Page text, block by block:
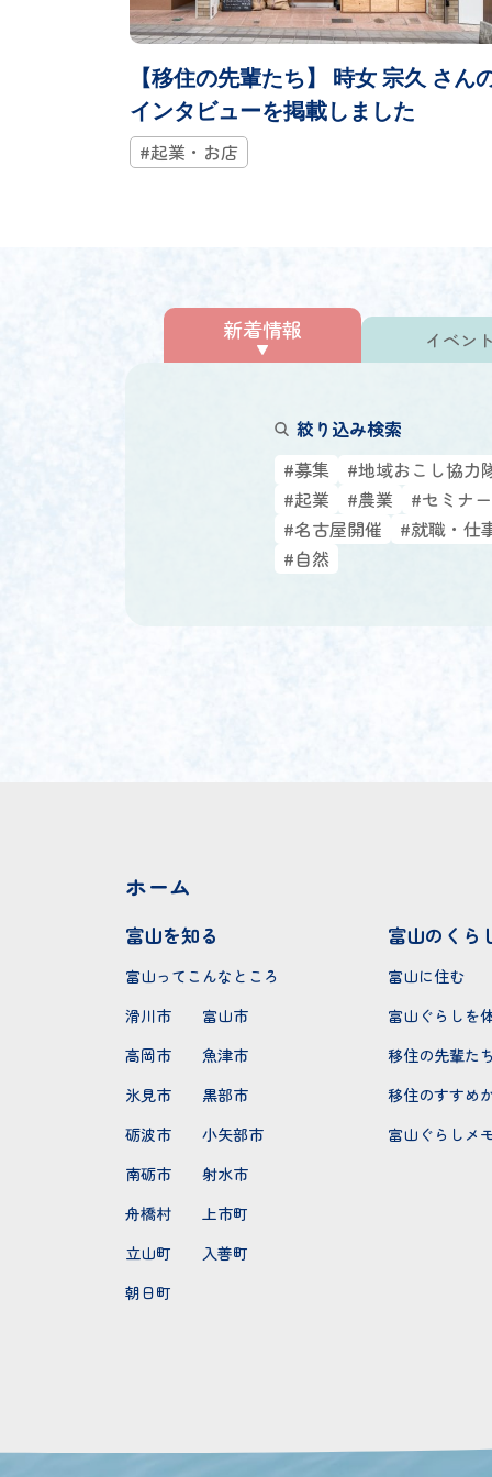
【移住の先輩たち】 時女 宗久 さん
インタビューを掲載しました
#起業・お店
新着情報 イベン
絞り込み検索
#募集
#地域おこし協力
#起業
#農業
#セミナー
#名古屋開催
#就職・仕
#自然
ホーム
富山を知る
富山ってこんなところ
滑川市
富山市
高岡市
魚津市
氷見市
黒部市
砺波市
小矢部市
南砺市
射水市
舟橋村
上市町
立山町
入善町
朝日町
富山のくら
富山に住む
富山ぐらしを
移住の先輩た
移住のすすめ
富山ぐらしメ